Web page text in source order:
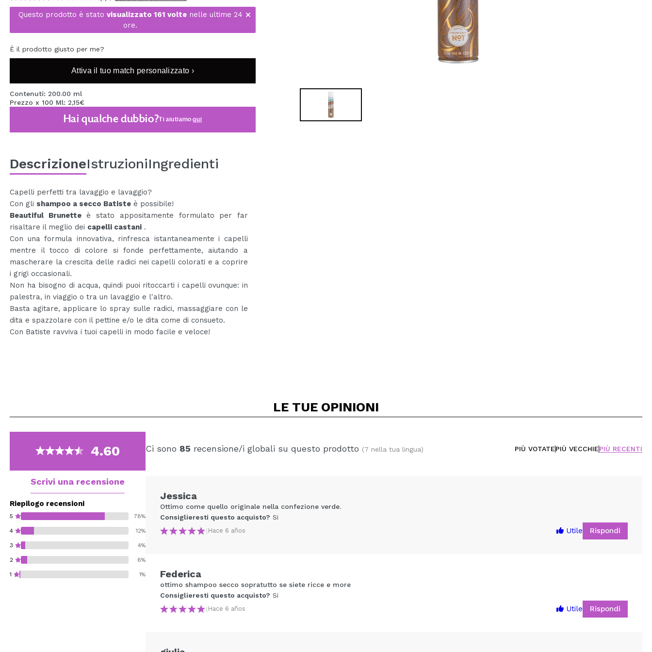
MAQUIFARMA
KOREA ZONE
TRAVEL SIZE
SPECIALE
PROSSIMAMENTE
BLOG
CREARE UN ACCOUNT
Questo prodotto è stato visualizzato 161 voltenelle ultime 24
ore.
È il prodotto giusto per me?
Attiva il tuo match personalizzato ›
Contenuti: 200.00 ml
Prezzo x 100 Ml: 2,15€
Hai qualche dubbio?Ti aiutiamoqui
DescrizioneIstruzioniIngredienti
Capelli perfetti tra lavaggio e lavaggio?
Con gli shampoo a secco Batiste è possibile!
Beautiful Brunetteè stato appositamente formulato per far
risaltare il meglio dei capelli castani .
Con una formula innovativa, rinfresca istantaneamente i capelli
mentre il tocco di colore si fonde perfettamente, aiutando a
mascherare la crescita delle radici nei capelli colorati e a coprire
i grigi occasionali.
Non ha bisogno di acqua, quindi puoi ritoccarti i capelli ovunque: in
palestra, in viaggio o tra un lavaggio e l'altro.
Basta agitare, applicare lo spray sulle radici, massaggiare con le
dita e spazzolare con il pettine e/o le dita come di consueto.
Con Batiste ravviva i tuoi capelli in modo facile e veloce!
LE TUE OPINIONI
4.60
Scrivi una recensione
Riepilogo recensioni
5 78%
4 12%
3 4%
2 6%
1 1%
Ci sono 85 recensione/i globali su questo prodotto (7 nella tua lingua) PIÙ VOTATEPIÙ VECCHIEPIÙ RECENTI
Condividi un video o una foto
Il tuo video potrebbe essere il primo. Immaginalo...
Jessica
Ottimo come quello originale nella confezione verde.
Consiglieresti questo acquisto? Si
| Hace 6 años Utile Rispondi
Federica
ottimo shampoo secco sopratutto se siete ricce e more
Consiglieresti questo acquisto? Si
| Hace 6 años Utile Rispondi